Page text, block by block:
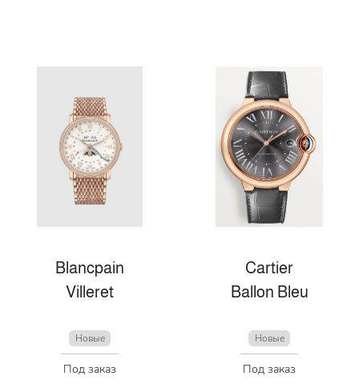
Blancpain
Villeret
Новые
Под заказ
Cartier
Ballon Bleu
Новые
Под заказ